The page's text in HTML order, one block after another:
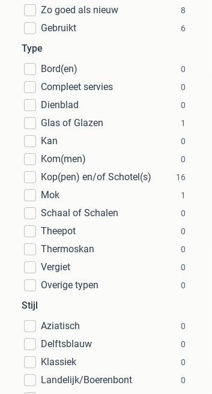
Zo goed als nieuw 8
Gebruikt 6
Type
Bord(en)
0
Compleet servies 0
Dienblad 0
Glas of Glazen 1
Kan 0
Kom(men) 0
Kop(pen) en/of Schotel(s) 16
Mok 1
Schaal of Schalen 0
Theepot 0
Thermoskan 0
Vergiet 0
Overige typen 0
Stijl
Aziatisch
0
Delftsblauw 0
Klassiek 0
Landelijk/Boerenbont 0